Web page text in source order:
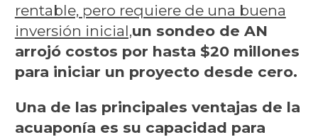
rentable, pero requiere de una buena
inversión inicial,un sondeo de AN
arrojó costos por hasta $20 millones
para iniciar un proyecto desde cero.
Una de las principales ventajas de la
acuaponía es su capacidad para